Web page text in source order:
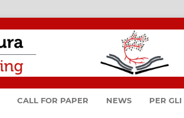
CALL FOR PAPER NEWS PER